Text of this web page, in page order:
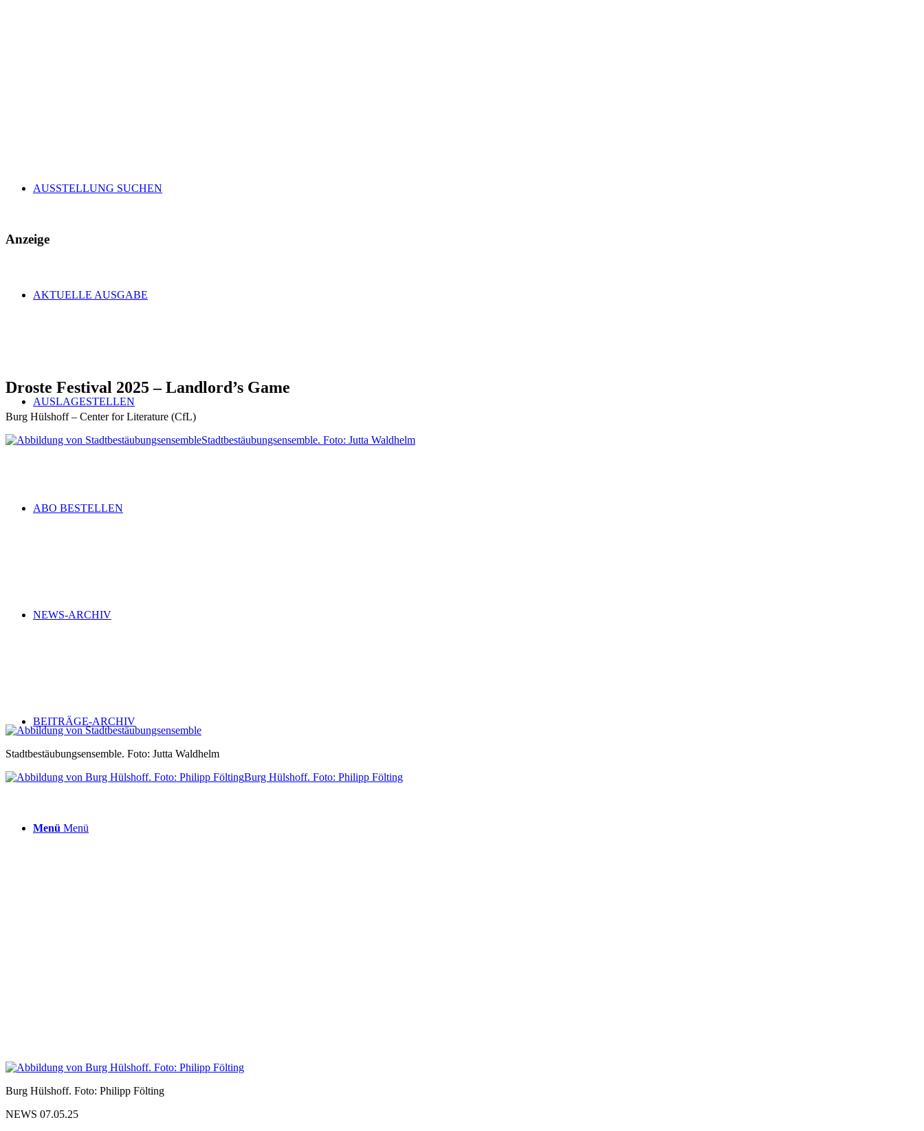
AUSSTELLUNG SUCHEN
AKTUELLE AUSGABE
AUSLAGESTELLEN
ABO BESTELLEN
NEWS-ARCHIV
BEITRÄGE-ARCHIV
Menü Menü
Anzeige
Droste Festival 2025 – Landlord’s Game
Burg Hülshoff – Center for Literature (CfL)
Stadtbestäubungsensemble. Foto: Jutta Waldhelm
Stadtbestäubungsensemble. Foto: Jutta Waldhelm
Burg Hülshoff. Foto: Philipp Fölting
Burg Hülshoff. Foto: Philipp Fölting
NEWS 07.05.25